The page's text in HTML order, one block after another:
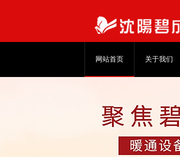
网站首页 关于我们